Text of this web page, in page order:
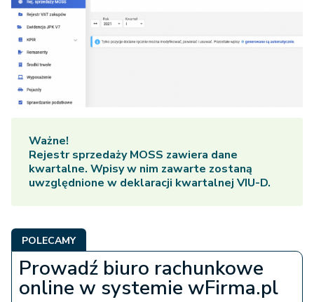
Ważne!
Rejestr sprzedaży MOSS zawiera dane
kwartalne. Wpisy w nim zawarte zostaną
uwzględnione w deklaracji kwartalnej VIU-D.
POLECAMY
Prowadź biuro rachunkowe
online w systemie wFirma.pl